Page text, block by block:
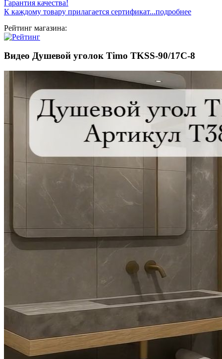
Гарантия качества!
К каждому товару прилагается сертификат...подробнее
Рейтинг магазина:
Видео Душевой уголок Timo TKSS-90/17C-8